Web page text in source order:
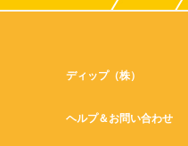
ディップ（株）
ヘルプ＆お問い合わせ